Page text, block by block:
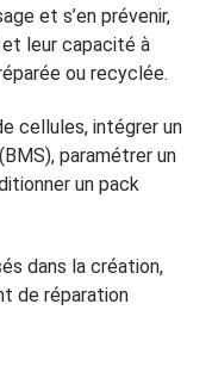
et s’en prévenir,
leur capacité à
ou recyclée.
cellules, intégrer un
paramétrer un
un pack
dans la création,
de réparation